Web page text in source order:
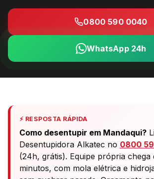
0800 590 0040
WhatsApp 24h
⚡ RESPOSTA RÁPIDA
Como desentupir em Mandaqui?
Desentupidora Alkatec no 0800
(24h, grátis). Equipe própria chega
minutos, com mola elétrica e